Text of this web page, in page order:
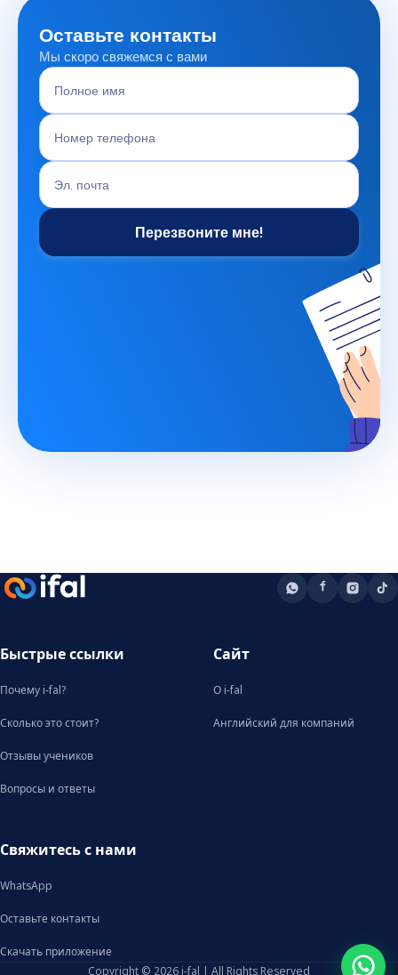
Оставьте контакты
Мы скоро свяжемся с вами
Перезвоните мне!
Быстрые ссылки
Почему i-fal?
Сколько это стоит?
Отзывы учеников
Вопросы и ответы
Сайт
О i-fal
Английский для компаний
Свяжитесь с нами
WhatsApp
Оставьте контакты
Скачать приложение
Copyright © 2026 i-fal | All Rights Reserved